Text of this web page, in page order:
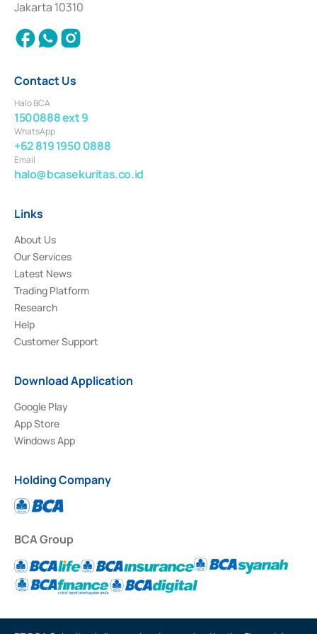
2018.
Jakarta 10310
Contact Us
Halo BCA
1500888 ext 9
WhatsApp
+62 819 1950 0888
Email
halo@bcasekuritas.co.id
Links
About Us
Our Services
Latest News
Trading Platform
Research
Help
Customer Support
Download Application
Google Play
App Store
Windows App
Holding Company
BCA Group